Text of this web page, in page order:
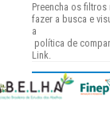
Preencha os
fazer a busca e
a
política de
Link.